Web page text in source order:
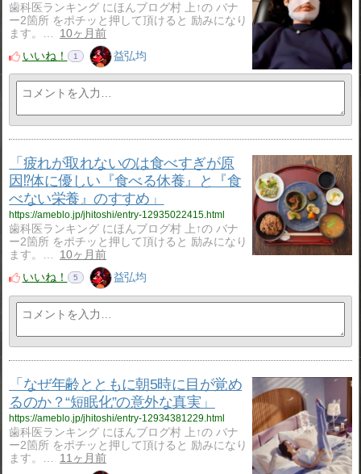
歯科医ランキング にほんブログ村 上↑の バナ
ー2箇所 をポチッと押して頂けると 励みになり
ます。…
10ヶ月前
いいね！
1 益弘均
「疲れが取れないのは食べすぎが原
因⁉️体に優しい『食べる休養』と『食
べない栄養』のすすめ」
https://ameblo.jp/jhitoshi/entry-12935022415.html
歯科医ランキング にほんブログ村 上↑の バナ
ー2箇所 をポチッと押して頂けると 励みになり
ます。…
10ヶ月前
いいね！
5 益弘均
「なぜ年齢とともに朝5時に目が覚め
るのか？“短眠化”の意外な真実」
https://ameblo.jp/jhitoshi/entry-12934381229.html
歯科医ランキング にほんブログ村 上↑の バナ
ー2箇所 をポチッと押して頂けると 励みになり
ます。…
11ヶ月前